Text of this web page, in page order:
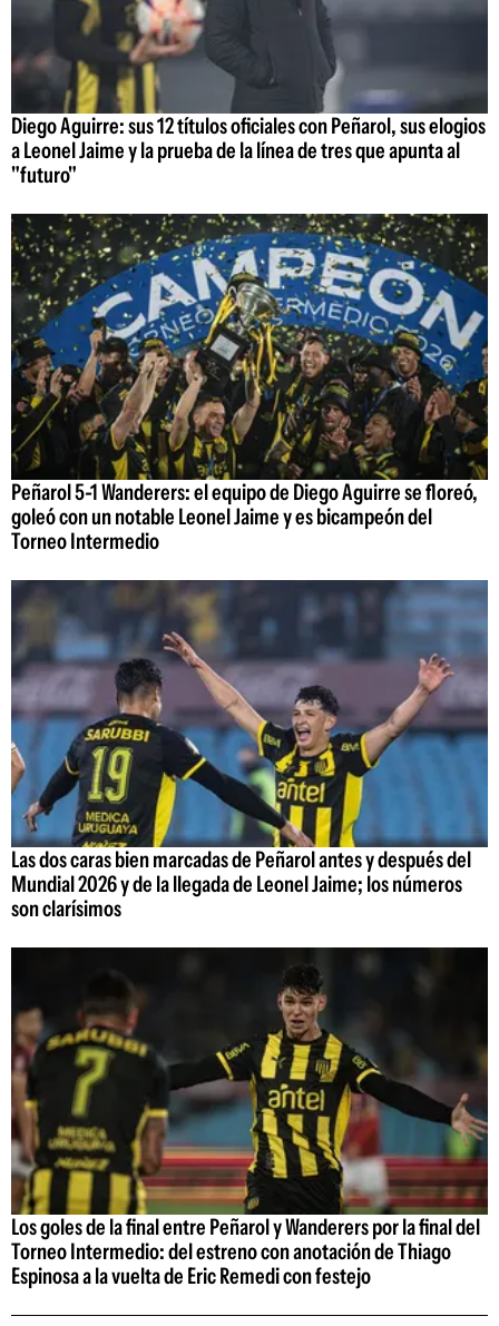
Diego Aguirre: sus 12 títulos oficiales con Peñarol, sus elogios
a Leonel Jaime y la prueba de la línea de tres que apunta al
"futuro"
Peñarol 5-1 Wanderers: el equipo de Diego Aguirre se floreó,
goleó con un notable Leonel Jaime y es bicampeón del
Torneo Intermedio
Las dos caras bien marcadas de Peñarol antes y después del
Mundial 2026 y de la llegada de Leonel Jaime; los números
son clarísimos
Los goles de la final entre Peñarol y Wanderers por la final del
Torneo Intermedio: del estreno con anotación de Thiago
Espinosa a la vuelta de Eric Remedi con festejo